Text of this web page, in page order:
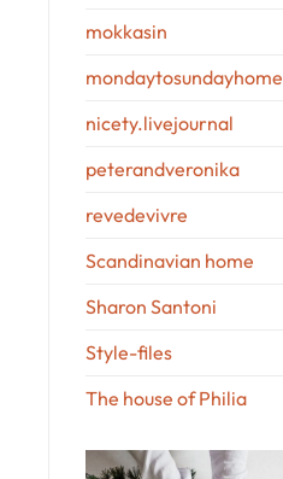
mokkasin
mondaytosundayhome
nicety.livejournal
peterandveronika
revedevivre
Scandinavian home
Sharon Santoni
Style-files
The house of Philia